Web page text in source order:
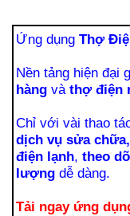
Ứng dụngThợ
Nền tảng hiện đại
hàng vàthợ điện
Chỉ với vài thao
dịch vụ sửa
điện lạnh,theo
lượng dễ dàng.
Tải ngay ứng